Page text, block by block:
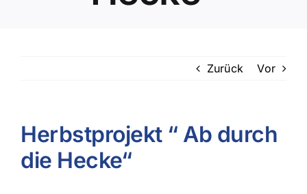
Zurück Vor
Herbstprojekt “ Ab durch
die Hecke“